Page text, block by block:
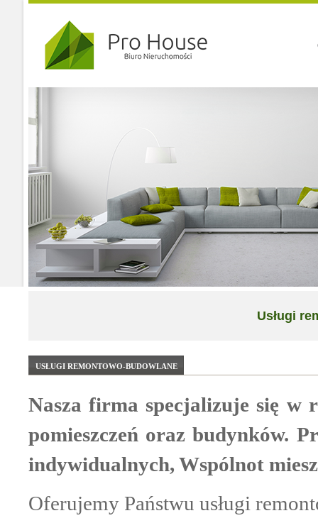
Usługi
USŁUGI REMONTOWO-BUDOWLANE
Nasza firma specjalizuje się w
pomieszczeń oraz budynków.
indywidualnych, Wspólnot
Oferujemy Państwu usługi